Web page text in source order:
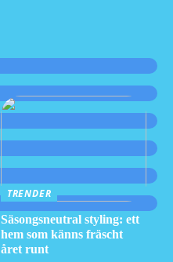
TRENDER
Säsongsneutral styling: ett
hem som känns fräscht
året runt